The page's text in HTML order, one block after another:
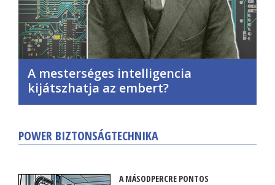
A mesterséges intelligencia
kijátszhatja az embert?
POWER BIZTONSÁGTECHNIKA
A MÁSODPERCRE PONTOS